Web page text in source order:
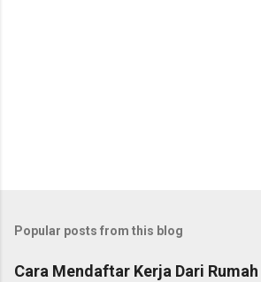
Popular posts from this blog
Cara Mendaftar Kerja Dari